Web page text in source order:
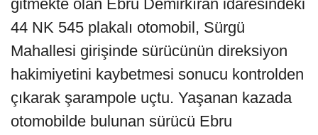
gitmekte olan Ebru Demirkıran idaresindeki
44 NK 545 plakalı otomobil, Sürgü
Mahallesi girişinde sürücünün direksiyon
hakimiyetini kaybetmesi sonucu kontrolden
çıkarak şarampole uçtu. Yaşanan kazada
otomobilde bulunan sürücü Ebru